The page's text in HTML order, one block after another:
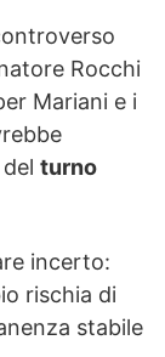
Rocchi
Mariani e i
turno
incerto:
rischia di
stabile